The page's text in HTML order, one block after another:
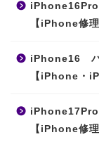
【iPhone修
iPhone16 バ
【iPhone・
【iPhone修